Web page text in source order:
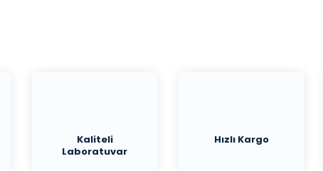
Kaliteli
Laboratuvar
Hızlı Kargo